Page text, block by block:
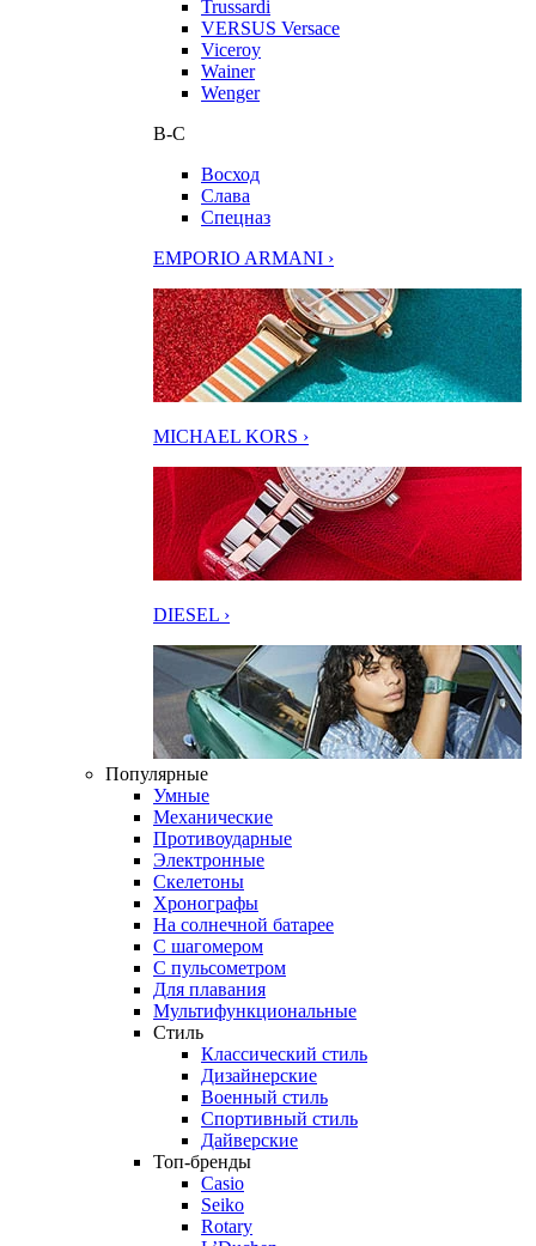
Trussardi
VERSUS Versace
Viceroy
Wainer
Wenger
В-С
Восход
Слава
Спецназ
EMPORIO ARMANI ›
MICHAEL KORS ›
DIESEL ›
Популярные
Умные
Механические
Противоударные
Электронные
Скелетоны
Хронографы
На солнечной батарее
С шагомером
С пульсометром
Для плавания
Мультифункциональные
Стиль
Классический стиль
Дизайнерские
Военный стиль
Спортивный стиль
Дайверские
Топ-бренды
Casio
Seiko
Rotary